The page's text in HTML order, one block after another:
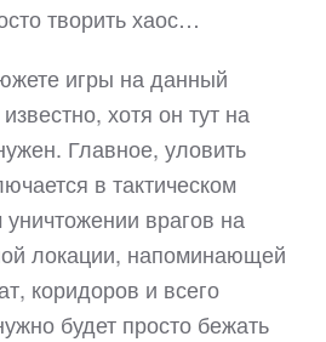
творить хаос…
игры на данный
хотя он тут на
Главное, уловить
в тактическом
врагов на
локации, напоминающей
коридоров и всего
будет просто бежать